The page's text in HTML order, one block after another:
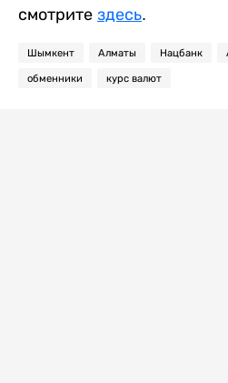
смотрите здесь.
Шымкент Алматы Нацбанк
обменники курс валют